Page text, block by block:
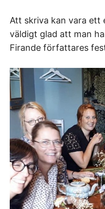
Att skriva kan vara ett
väldigt glad att man
Firande författares